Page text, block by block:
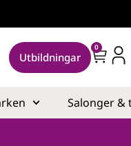
Utbildningar
0
Salonger &